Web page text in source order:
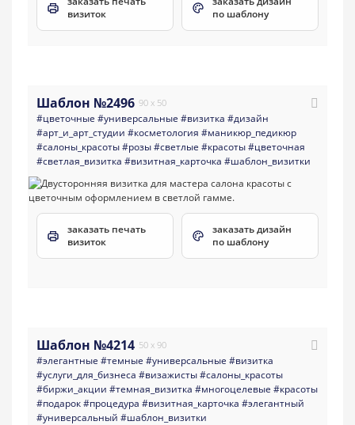
визиток
по шаблону
Шаблон №2496 90 x 50
#цветочные #универсальные #визитка #дизайн
#арт_и_арт_студии #косметология #маникюр_педикюр
#салоны_красоты#розы#светлые #красоты#цветочная
#светлая_визитка #визитная_карточка #шаблон_визитки
заказать печать
визиток
заказать дизайн
по шаблону
Шаблон №4214 50 x 90
#элегантные #темные #универсальные #визитка
#услуги_для_бизнеса #визажисты#салоны_красоты
#биржи_акции #темная_визитка #многоцелевые #красоты
#подарок#процедура #визитная_карточка #элегантный
#универсальный #шаблон_визитки